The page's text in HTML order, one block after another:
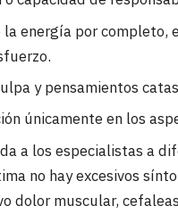
la energía por completo,
y pensamientos
únicamente en los
a los especialistas a
no hay excesivos
dolor muscular,